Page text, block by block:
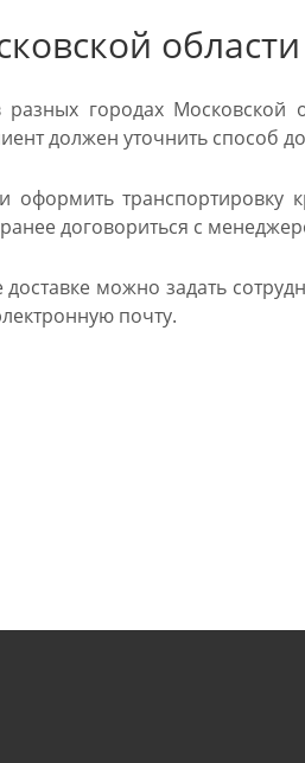
области
городах
должен уточнить способ
транспортировку
договориться с
можно задать
почту.